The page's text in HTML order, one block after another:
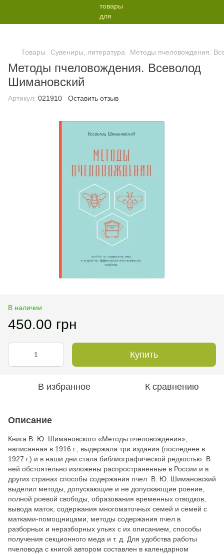
Товары Сувениры, литература Методы пчеловождения.
Методы пчеловождения. Всеволод
Шимановский
Артикул: 021910 Оставить отзыв
В наличии
450.00 грн
Купить
В избранное К сравнению
Описание
Книга В. Ю. Шимановского «Методы пчеловождения»,
написанная в 1916 г., выдержала три издания (последнее в
1927 г.) и в наши дни стала библиографической редкостью. В
ней обстоятельно изложены распространенные в России и в
других странах способы содержания пчел. В. Ю. Шимановский
выделил методы, допускающие и не допускающие роение,
полной роевой свободы, образования временных отводков,
вывода маток, содержания многоматочных семей и семей с
матками-помощницами, методы содержания пчел в
разборных и неразборных ульях с их описанием, способы
получения секционного меда и т. д. Для удобства работы
пчеловода с книгой автором составлен в календарном